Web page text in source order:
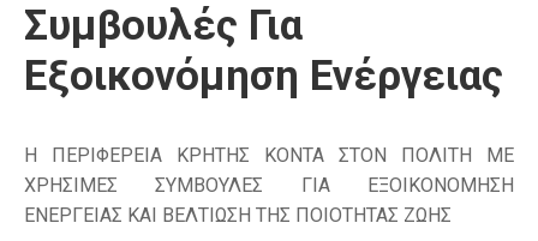
Επικοινωνία
Συμβουλές Για
Εξοικονόμηση Ενέργειας
Η ΠΕΡΙΦΕΡΕΙΑ ΚΡΗΤΗΣ ΚΟΝΤΑ ΣΤΟΝ ΠΟΛΙΤΗ ΜΕ
ΧΡΗΣΙΜΕΣ ΣΥΜΒΟΥΛΕΣ ΓΙΑ ΕΞΟΙΚΟΝΟΜΗΣΗ
ΕΝΕΡΓΕΙΑΣ ΚΑΙ ΒΕΛΤΙΩΣΗ ΤΗΣ ΠΟΙΟΤΗΤΑΣ ΖΩΗΣ